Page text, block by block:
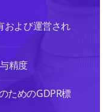
および運営され
精度
ためのGDPR標